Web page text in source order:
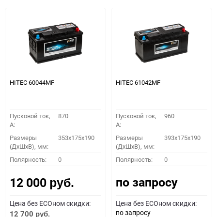
HITEC 60044MF
Пусковой ток,
A:
870
Размеры
(ДхШхВ), мм:
353x175x190
Полярность: 0
12 000 руб.
Цена без ECOном скидки:
12 700 руб.
HITEC 61042MF
Пусковой ток,
A:
960
Размеры
(ДхШхВ), мм:
393x175x190
Полярность: 0
по запросу
Цена без ECOном скидки:
по запросу